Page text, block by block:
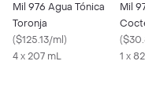
Mil 976 Agua Tónica
Toronja
($125.13/ml)
4 x 207 mL
Mil
(
1 x